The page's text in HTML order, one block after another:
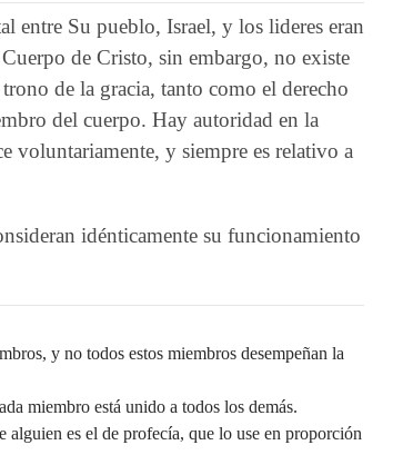
entre Su pueblo, Israel, y los lideres eran
de Cristo, sin embargo, no existe
de la gracia, tanto como el derecho
del cuerpo. Hay autoridad en la
voluntariamente, y siempre es relativo a
idénticamente su funcionamiento
y no todos estos miembros desempeñan la
miembro está unido a todos los demás.
alguien es el de profecía, que lo use en proporción